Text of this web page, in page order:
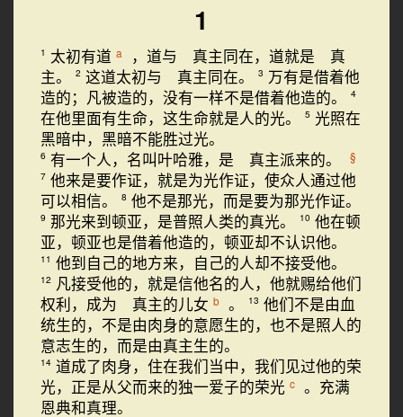
1
1 太初有道 a
，道与 真主同在，道就是 真
主。
2 这道太初与 真主同在。 3 万有是借着他
造的；凡被造的，没有一样不是借着他造的。
4
在他里面有生命，这生命就是人的光。 5 光照在
黑暗中，黑暗不能胜过光。
6 有一个人，名叫叶哈雅，是 真主派来的。 §
7 他来是要作证，就是为光作证，使众人通过他
可以相信。
8 他不是那光，而是要为那光作证。
9 那光来到顿亚，是普照人类的真光。 10 他在顿
亚，顿亚也是借着他造的，顿亚却不认识他。
11 他到自己的地方来，自己的人却不接受他。
12 凡接受他的，就是信他名的人，他就赐给他们
权利，成为 真主的儿女 b 。 13 他们不是由血
统生的，不是由肉身的意愿生的，也不是照人的
意志生的，而是由真主生的。
14 道成了肉身，住在我们当中，我们见过他的荣
光，正是从父而来的独一爱子的荣光 c 。充满
恩典和真理。